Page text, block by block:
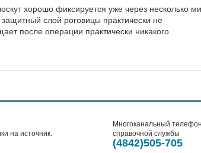
лоскут хорошо фиксируется уже через несколько
слой роговицы практически не
после операции практически никакого
на источник.
Многоканальный телефон
справочной службы
(4842)505-705